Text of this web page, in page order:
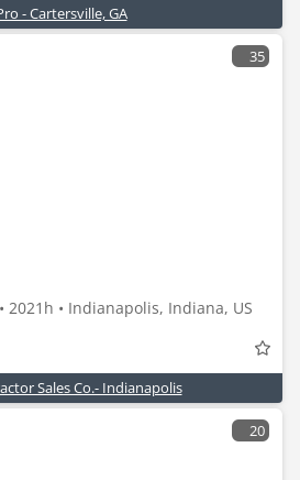
- Cartersville, GA
35
2021h • Indianapolis, Indiana, US
Sales Co.- Indianapolis
20